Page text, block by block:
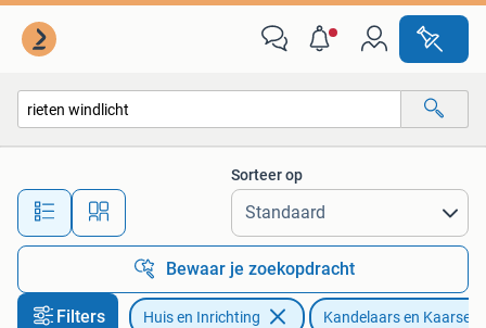
Alle afstanden…
Sorteer op
Bewaar je zoekopdracht
Filters Huis en Inrichting Kandelaars en Kaarsen